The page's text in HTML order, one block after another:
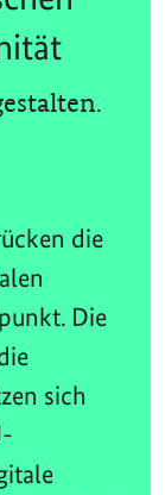
die
Die
sich